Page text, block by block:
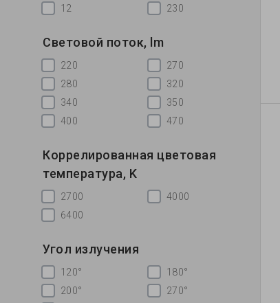
12 230
Световой поток, lm
220
270
280
320
340
350
400
470
Коррелированная цветовая
температура, K
2700
4000
6400
Угол излучения
120°
180°
200°
270°